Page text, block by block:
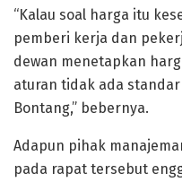
“Kalau soal harga itu
pemberi kerja dan
dewan menetapkan
aturan tidak ada
Bontang,” bebernya.
Adapun pihak
pada rapat tersebut